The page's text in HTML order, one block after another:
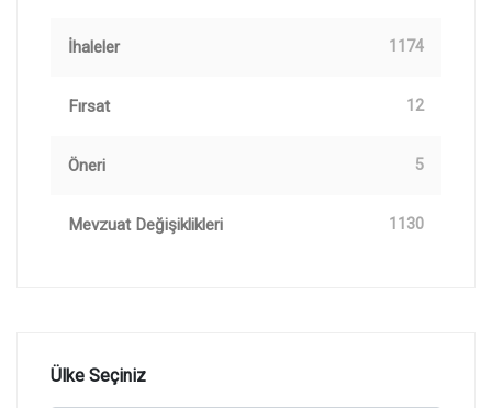
İhaleler 1174
Fırsat 12
Öneri 5
Mevzuat Değişiklikleri 1130
Ülke Seçiniz